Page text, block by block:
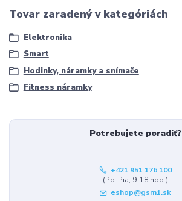
Tovar zaradený v kategóriách
Elektronika
Smart
Hodinky, náramky a snímače
Fitness náramky
Potrebujete poradiť?
+421 951 176 100
(Po-Pia, 9-18 hod.)
eshop@gsm1.sk